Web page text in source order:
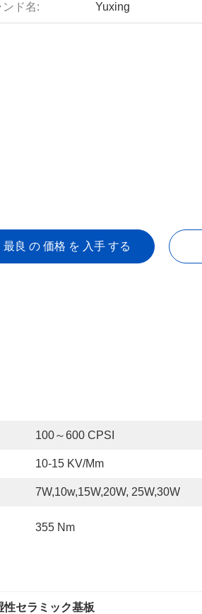
ンド名: Yuxing
最良 の 価格 を 入手 する
100～600 CPSI
10-15 KV/mm
7W,10w,15W,20W, 25W,30W
355 Nm
セラミック基板